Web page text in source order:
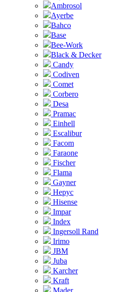
Ambrosol
Ayerbe
Bahco
Base
Bee-Work
Black & Decker
Candy
Codiven
Comet
Corbero
Desa
Pramac
Einhell
Escalibur
Facom
Faraone
Fischer
Flama
Gayner
Hepyc
Hisense
Impar
Index
Ingersoll Rand
Irimo
JBM
Juba
Karcher
Kraft
Mader